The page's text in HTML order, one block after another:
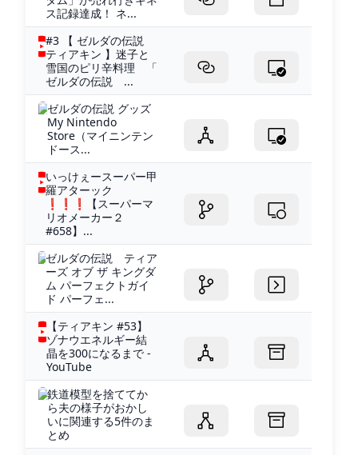
ス記録達成！ ネ...
#3 【 ゼルダの伝説
ティアキン 】迷子と
雪国のピリ辛料理 「
ゼルダの伝説 ...
ゼルダの伝説 グッズ
My Nintendo
Store（マイニンテン
ドース...
いっけぇースーパー甲
羅アターック
❗️❗️❗️【スーパーマ
リオメーカー２
#658】...
ゼルダの伝説 ティア
ーズ オブ ザ キングダ
ム パーフェクトガイ
ド パーフェ...
【ティアキン #53】
ゾナウエネルギー結
晶を300になるまで -
YouTube
鉄道模型を捨ててか
ら夫の様子がおかし
いに関連する5件のま
とめ